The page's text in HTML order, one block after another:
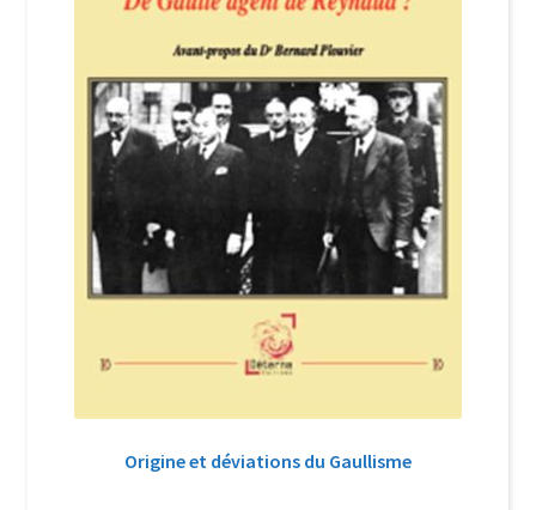
Origine et déviations du Gaullisme